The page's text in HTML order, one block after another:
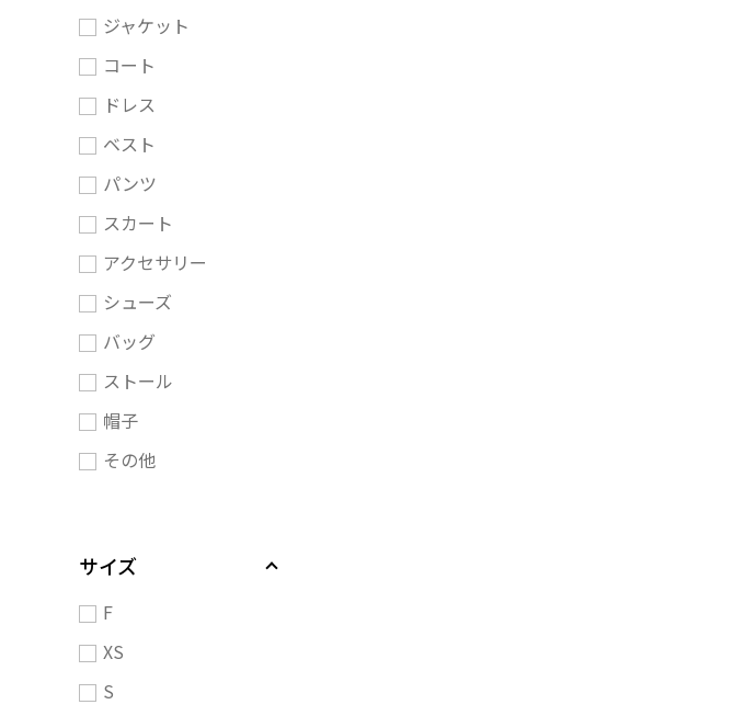
ジャケット
コート
ドレス
ベスト
パンツ
スカート
アクセサリー
シューズ
バッグ
ストール
帽子
その他
サイズ
F
XS
S